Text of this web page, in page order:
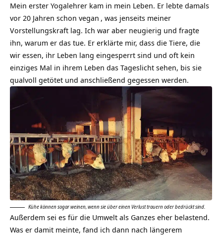
Mein erster Yogalehrer kam in mein Leben. Er lebte damals
vor 20 Jahren schon vegan , was jenseits meiner
Vorstellungskraft lag. Ich war aber neugierig und fragte
ihn, warum er das tue. Er erklärte mir, dass die Tiere, die
wir essen, ihr Leben lang eingesperrt sind und oft kein
einziges Mal in ihrem Leben das Tageslicht sehen, bis sie
qualvoll getötet und anschließend gegessen werden.
Kühe können sogar weinen, wenn sie über einen Verlust trauern oder bedrückt sind.
Außerdem sei es für die Umwelt als Ganzes eher belastend.
Was er damit meinte, fand ich dann nach längerem